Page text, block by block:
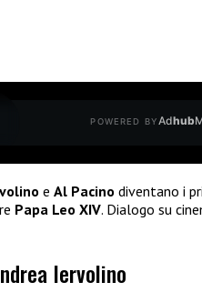
POWERED BYAdhub
e Al Pacino diventano i
Papa Leo XIV. Dialogo su
Iervolino